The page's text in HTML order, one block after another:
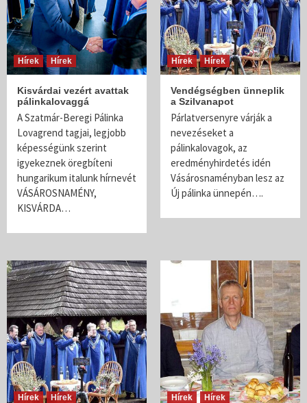
Hírek Hírek
Kisvárdai vezért avattak
pálinkalovaggá
A Szatmár-Beregi Pálinka
Lovagrend tagjai, legjobb
képességünk szerint
igyekeznek öregbíteni
hungarikum italunk hírnevét
VÁSÁROSNAMÉNY,
KISVÁRDA…
Hírek Hírek
Vendégségben ünneplik
a Szilvanapot
Párlatversenyre várják a
nevezéseket a
pálinkalovagok, az
eredményhirdetés idén
Vásárosnaményban lesz az
Új pálinka ünnepén….
Hírek Hírek Hírek Hírek